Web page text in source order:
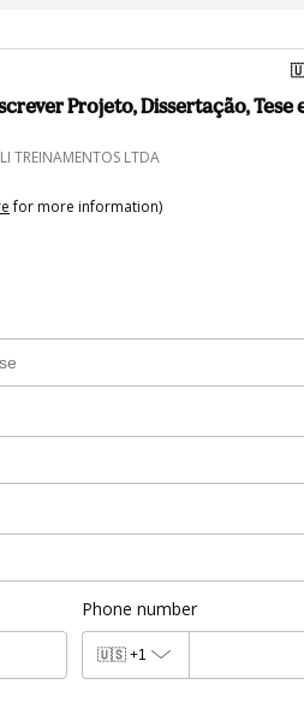
Projeto, Dissertação, Tese
TREINAMENTOS LTDA
for more information)
Phone number
🇺🇸 +1